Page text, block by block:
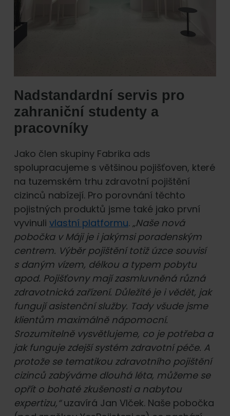
Nadstandardní servis pro
zahraniční studenty a
pracovníky
Jako člen skupiny Fabrika ads
spolupracujeme s většinou pojišťoven, které
na tuzemském trhu zdravotní pojištění
cizinců nabízejí. Pro porovnání těchto
pojistných produktů jsme také jako první
vyvinuli vlastní platformu. „Naše nová
pobočka v Máji je i jakýmsi poradenským
centrem. Výběr pojištění totiž úzce souvisí
s daným vízem, délkou a typem pobytu
apod. Pojišťovny mají zasmluvněná různá
zdravotnická zařízení. Důležité je i vědět, jak
fungují asistenční služby. Tady všude jsme
klientům maximálně nápomocní.
Srozumitelně vysvětlujeme, co je potřeba a
jak funguje zdejší systém zdravotní péče. A
protože se tematikou zdravotního pojištění
cizinců zabýváme dlouhá léta, můžeme se
opřít o bohaté zkušenosti a nabytou
expertizu,“uzavírá Jan Vlček. Naše pobočka